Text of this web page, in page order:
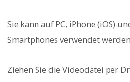
Sie kann auf PC, iPhone (iOS)
Smartphones verwendet
Ziehen Sie die Videodatei per